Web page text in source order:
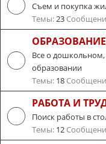
Съем и покупка
Темы:23
ОБРАЗОВАНИЕ
Все о
образовании
Темы: 18
РАБОТА И
Поиск работы в
Темы: 12